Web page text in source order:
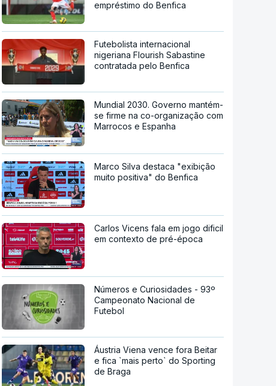
empréstimo do Benfica
Futebolista internacional
nigeriana Flourish Sabastine
contratada pelo Benfica
Mundial 2030. Governo mantém-
se firme na co-organização com
Marrocos e Espanha
Marco Silva destaca "exibição
muito positiva" do Benfica
Carlos Vicens fala em jogo dificil
em contexto de pré-época
Números e Curiosidades - 93º
Campeonato Nacional de
Futebol
Áustria Viena vence fora Beitar
e fica `mais perto` do Sporting
de Braga